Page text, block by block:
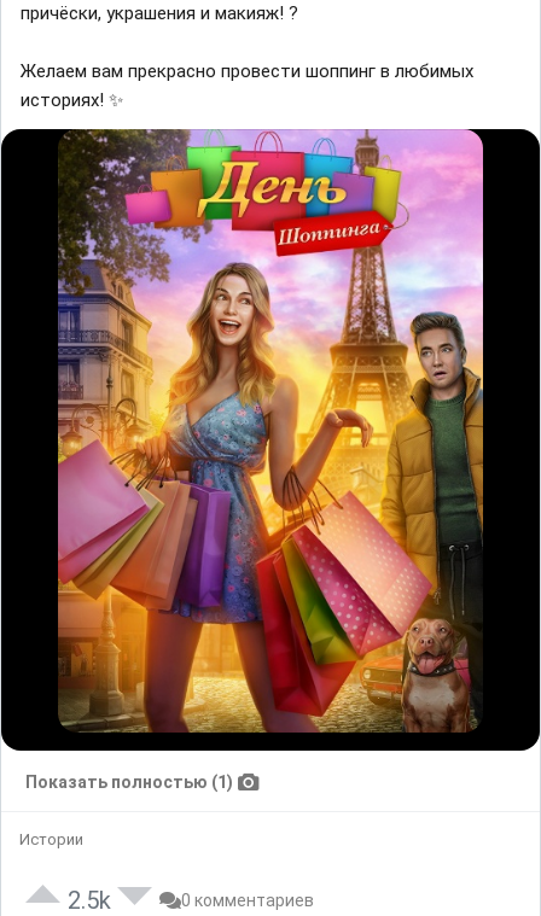
причёски, украшения и макияж! ?
Желаем вам прекрасно провести шоппинг в любимых
историях! ✨
Показать полностью (1)
Истории
2.5k 0 комментариев